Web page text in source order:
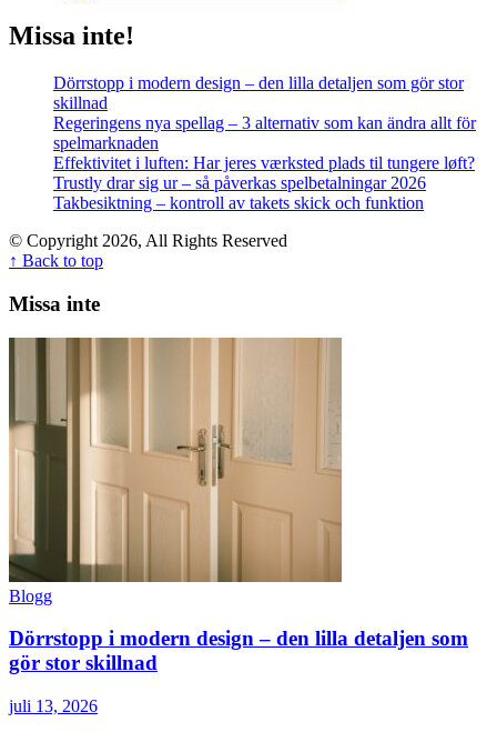
Missa inte!
Dörrstopp i modern design – den lilla detaljen som gör stor
skillnad
Regeringens nya spellag – 3 alternativ som kan ändra allt för
spelmarknaden
Effektivitet i luften: Har jeres værksted plads til tungere løft?
Trustly drar sig ur – så påverkas spelbetalningar 2026
Takbesiktning – kontroll av takets skick och funktion
© Copyright 2026, All Rights Reserved
↑ Back to top
Missa inte
Blogg
Dörrstopp i modern design – den lilla detaljen som
gör stor skillnad
juli 13, 2026